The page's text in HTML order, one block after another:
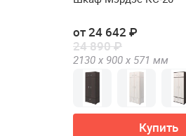
от 24 642 ₽
24 890 ₽
2130 х 900 х 571 мм
Купить